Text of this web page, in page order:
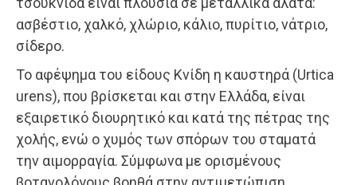
ασβέστιο, χαλκό, χλώριο, κάλιο, πυρίτιο, νάτριο,
σίδερο.
Το αφέψημα του είδους Κνίδη η καυστηρά (Urtica
urens), που βρίσκεται και στην Ελλάδα, είναι
εξαιρετικό διουρητικό και κατά της πέτρας της
χολής, ενώ ο χυμός των σπόρων του σταματά
την αιμορραγία. Σύμφωνα με ορισμένους